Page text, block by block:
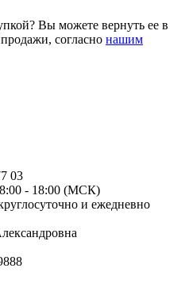
Вы можете вернуть ее в
согласно нашим
03
- 18:00 (МСК)
и ежедневно